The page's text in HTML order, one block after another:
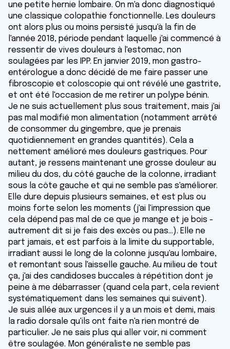
une petite hernie lombaire. On m'a donc diagnostiqué
une classique colopathie fonctionnelle. Les douleurs
ont alors plus ou moins persisté jusqu'à la fin de
l'année 2018, période pendant laquelle j'ai commencé à
ressentir de vives douleurs à l'estomac, non
soulagées par les IPP. En janvier 2019, mon gastro-
entérologue a donc décidé de me faire passer une
fibroscopie et coloscopie qui ont révélé une gastrite,
et ont été l'occasion de me retirer un polype bénin.
Je ne suis actuellement plus sous traitement, mais j'ai
pas mal modifié mon alimentation (notamment arrêté
de consommer du gingembre, que je prenais
quotidiennement en grandes quantités). Cela a
nettement amélioré mes douleurs gastriques. Pour
autant, je ressens maintenant une grosse douleur au
milieu du dos, du côté gauche de la colonne, irradiant
sous la côte gauche et qui ne semble pas s'améliorer.
Elle dure depuis plusieurs semaines, et est plus ou
moins forte selon les moments (j'ai l'impression que
cela dépend pas mal de ce que je mange et je bois -
autrement dit si je fais des excès ou pas...). Elle ne
part jamais, et est parfois à la limite du supportable,
irradiant aussi le long de la colonne jusqu'au lombaire,
et remontant sous l'aisselle gauche. Au milieu de tout
ça, j'ai des candidoses buccales à répétition dont je
peine à me débarrasser (quand cela part, cela revient
systématiquement dans les semaines qui suivent).
Je suis allée aux urgences il y a un mois et demi, mais
la radio dorsale qu'ils ont faite n'a rien montré de
particulier. Je ne sais plus qui aller voir, ni comment
être soulagée. Mon généraliste ne semble pas